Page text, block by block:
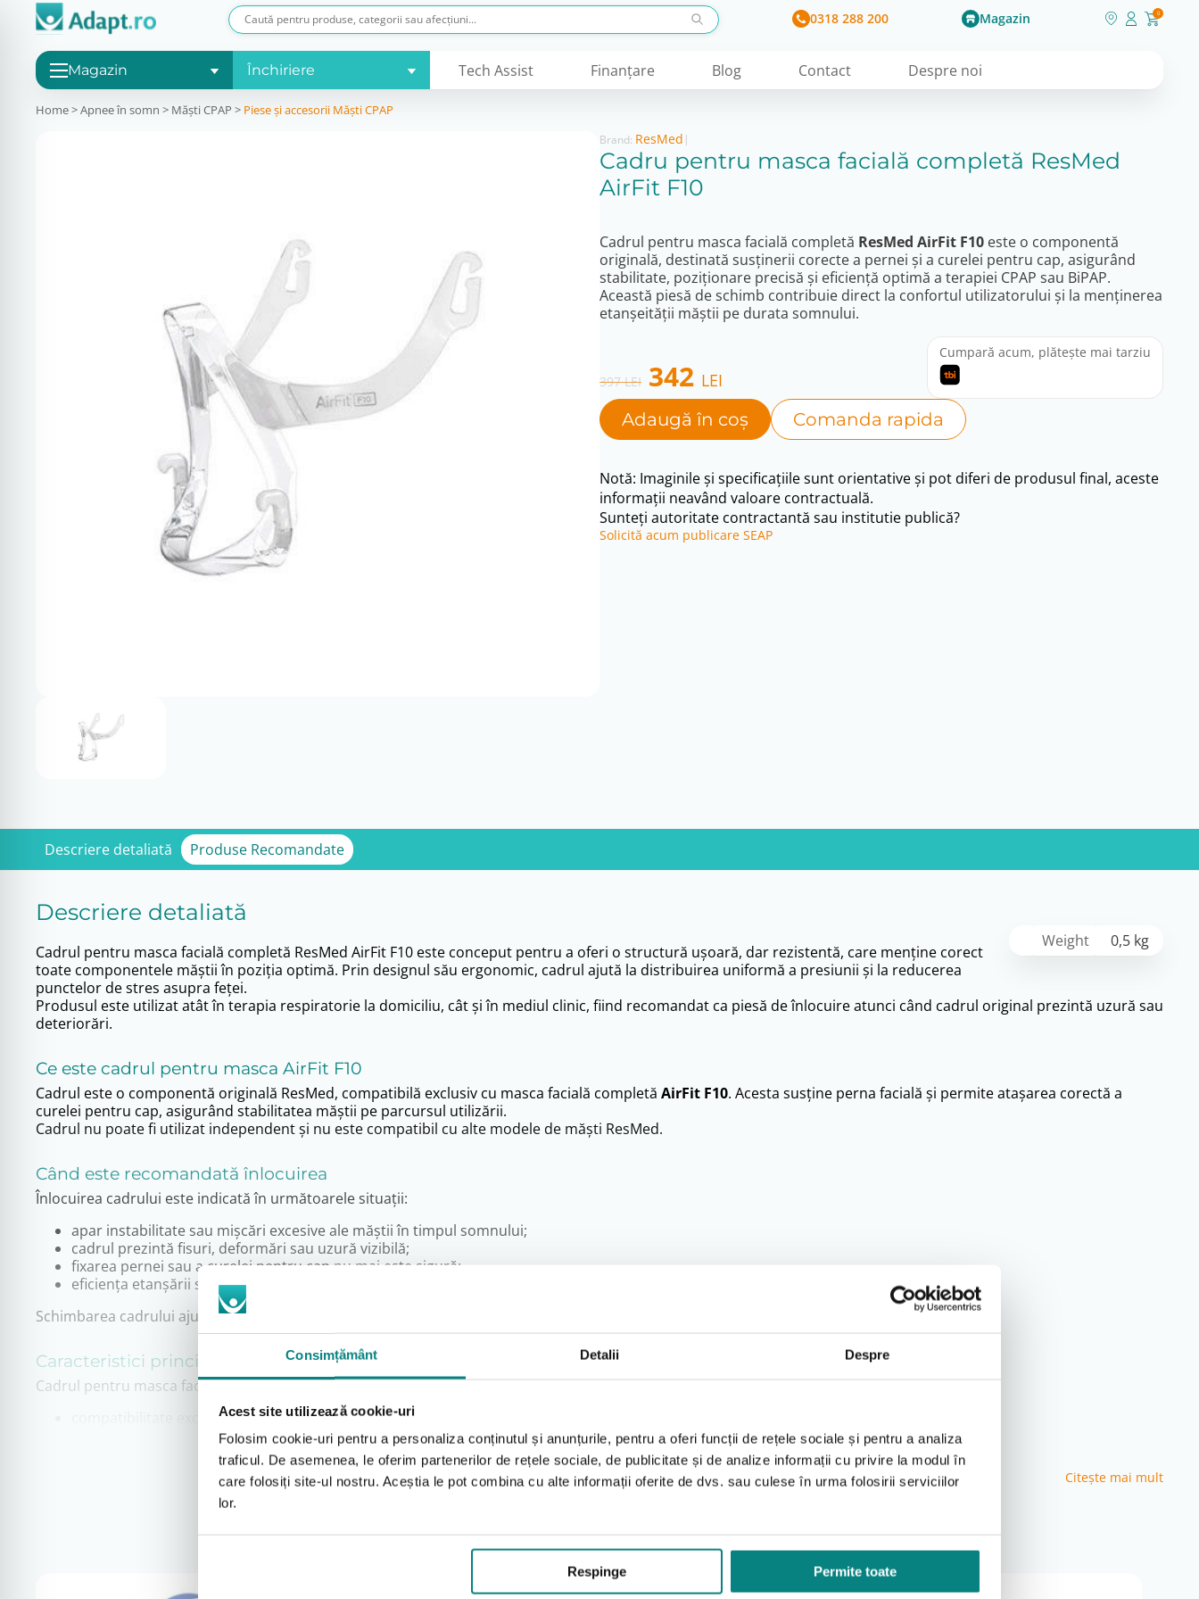
Consimțământ Detalii Despre
Acest site utilizează cookie-uri
Folosim cookie-uri pentru a personaliza conținutul și anunțurile, pentru a oferi funcții de rețele sociale și pentru a analiza
traficul. De asemenea, le oferim partenerilor de rețele sociale, de publicitate și de analize informații cu privire la modul în
care folosiți site-ul nostru. Aceștia le pot combina cu alte informații oferite de dvs. sau culese în urma folosirii serviciilor
lor.
Respinge Permite toate
0318 288 200 Magazin 0
Magazin Închiriere Tech Assist Finanţare Blog Contact Despre noi
Home>Apnee în somn > Măşti CPAP > Piese și accesorii Măști CPAP
Brand: ResMed |
Cadru pentru masca facială completă ResMed
AirFit F10
Cadrul pentru masca facială completă ResMed AirFit F10 este o componentă
originală, destinată susținerii corecte a pernei și a curelei pentru cap, asigurând
stabilitate, poziționare precisă și eficiență optimă a terapiei CPAP sau BiPAP.
Această piesă de schimb contribuie direct la confortul utilizatorului și la menținerea
etanșeității măștii pe durata somnului.
397LEI Original
price
was:
397 lei.
342 LEI
price
is:
342 lei.
Cumpară acum, plătește mai tarziu
Adaugă în coș Comanda rapida
Notă: Imaginile și specificațiile sunt orientative și pot diferi de produsul final, aceste
informații neavând valoare contractuală.
Sunteți autoritate contractantă sau institutie publică?
Solicită acum publicare SEAP
Descriere detaliată Produse Recomandate
Descriere detaliată
Weight 0,5 kg
Cadrul pentru masca facială completă ResMed AirFit F10 este conceput pentru a oferi o structură ușoară, dar rezistentă, care menține corect
toate componentele măștii în poziția optimă. Prin designul său ergonomic, cadrul ajută la distribuirea uniformă a presiunii și la reducerea
punctelor de stres asupra feței.
Produsul este utilizat atât în terapia respiratorie la domiciliu, cât și în mediul clinic, fiind recomandat ca piesă de înlocuire atunci când cadrul original prezintă uzură sau
deteriorări.
Ce este cadrul pentru masca AirFit F10
Cadrul este o componentă originală ResMed, compatibilă exclusiv cu masca facială completă AirFit F10. Acesta susține perna facială și permite atașarea corectă a
curelei pentru cap, asigurând stabilitatea măștii pe parcursul utilizării.
Cadrul nu poate fi utilizat independent și nu este compatibil cu alte modele de măști ResMed.
Când este recomandată înlocuirea
Înlocuirea cadrului este indicată în următoarele situații:
apar instabilitate sau mișcări excesive ale măștii în timpul somnului;
cadrul prezintă fisuri, deformări sau uzură vizibilă;
fixarea pernei sau a curelei pentru cap nu mai este sigură;
eficiența etanșării scade, deși celelalte componente sunt în stare bună.
Schimbarea cadrului ajută la menținerea eficienței terapiei și a confortului utilizatorului.
Caracteristici principale
Cadrul pentru masca facială completă ResMed AirFit F10 oferă:
compatibilitate exclusivă cu masca AirFit F10;
structură ușoară și durabilă;
susținere stabilă pentru pernă și curea;
montare rapidă și sigură;
menținerea poziției corecte a măștii pe durata nopții.
Citeşte mai mult
Produse Recomandate